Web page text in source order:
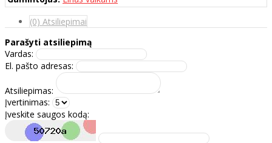
(0) Atsiliepimai
Parašyti atsiliepimą
Vardas:
El. pašto adresas:
Atsiliepimas:
Įvertinimas:
Įveskite saugos kodą: